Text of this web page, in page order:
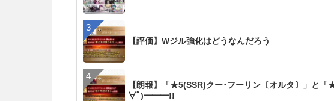
【評価】Wジル強化はどうなんだろう
【朗報】「★5(SSR)クー･フーリン〔オルタ〕」と
∀ﾟ)━━━!!